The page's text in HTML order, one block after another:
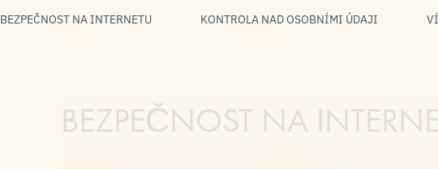
BEZPEČNOST NA INTERNETU KONTROLA NAD OSOBNÍMI ÚDAJI
BEZPEČNOST NA